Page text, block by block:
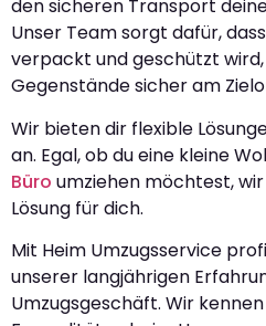
den sicheren Transport
Unser Team sorgt dafür,
verpackt und geschützt
Gegenstände sicher am
Wir bieten dir flexible
an. Egal, ob du eine kleine
Büro umziehen möchtest,
Lösung für dich.
Mit Heim Umzugsservice
unserer langjährigen
Umzugsgeschäft. Wir